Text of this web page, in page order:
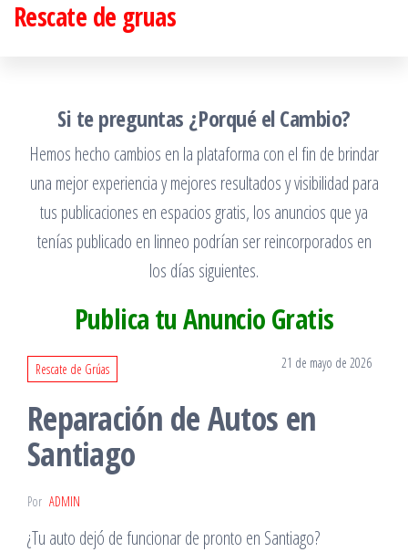
SaltarRescate de gruas
Si te preguntas ¿Porqué el Cambio?
Hemos hecho cambios en la plataforma con el fin de brindar
una mejor experiencia y mejores resultados y visibilidad para
tus publicaciones en espacios gratis, los anuncios que ya
tenías publicado en linneo podrían ser reincorporados en
los días siguientes.
Publica tu Anuncio Gratis
Rescate de Grúas 21 de mayo de 2026
Reparación de Autos en
Santiago
Por ADMIN
¿Tu auto dejó de funcionar de pronto en Santiago?